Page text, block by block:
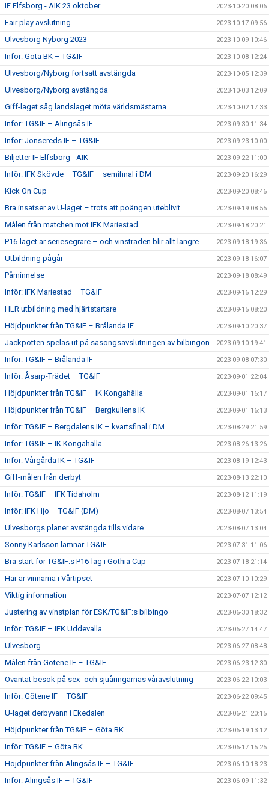
IF Elfsborg - AIK 23 oktober 2023-10-20 08:06
Fair play avslutning 2023-10-17 09:56
Ulvesborg Nyborg 2023 2023-10-09 10:46
Inför: Göta BK – TG&IF 2023-10-08 12:24
Ulvesborg/Nyborg fortsatt avstängda 2023-10-05 12:39
Ulvesborg/Nyborg avstängda 2023-10-03 12:09
Giff-laget såg landslaget möta världsmästarna 2023-10-02 17:33
Inför: TG&IF – Alingsås IF 2023-09-30 11:34
Inför: Jonsereds IF – TG&IF 2023-09-23 10:00
Biljetter IF Elfsborg - AIK 2023-09-22 11:00
Inför: IFK Skövde – TG&IF – semifinal i DM 2023-09-20 16:29
Kick On Cup 2023-09-20 08:46
Bra insatser av U-laget – trots att poängen uteblivit 2023-09-19 08:55
Målen från matchen mot IFK Mariestad 2023-09-18 20:21
P16-laget är seriesegrare – och vinstraden blir allt längre 2023-09-18 19:36
Utbildning pågår 2023-09-18 16:07
Påminnelse 2023-09-18 08:49
Inför: IFK Mariestad – TG&IF 2023-09-16 12:29
HLR utbildning med hjärtstartare 2023-09-15 08:20
Höjdpunkter från TG&IF – Brålanda IF 2023-09-10 20:37
Jackpotten spelas ut på säsongsavslutningen av bilbingon 2023-09-10 19:41
Inför: TG&IF – Brålanda IF 2023-09-08 07:30
Inför: Åsarp-Trädet – TG&IF 2023-09-01 22:04
Höjdpunkter från TG&IF – IK Kongahälla 2023-09-01 16:17
Höjdpunkter från TG&IF – Bergkullens IK 2023-09-01 16:13
Inför: TG&IF – Bergdalens IK – kvartsfinal i DM 2023-08-29 21:59
Inför: TG&IF – IK Kongahälla 2023-08-26 13:26
Inför: Vårgårda IK – TG&IF 2023-08-19 12:43
Giff-målen från derbyt 2023-08-13 22:10
Inför: TG&IF – IFK Tidaholm 2023-08-12 11:19
Inför: IFK Hjo – TG&IF (DM) 2023-08-07 13:54
Ulvesborgs planer avstängda tills vidare 2023-08-07 13:04
Sonny Karlsson lämnar TG&IF 2023-07-31 11:06
Bra start för TG&IF:s P16-lag i Gothia Cup 2023-07-18 21:14
Här är vinnarna i Vårtipset 2023-07-10 10:29
Viktig information 2023-07-07 12:12
Justering av vinstplan för ESK/TG&IF:s bilbingo 2023-06-30 18:32
Inför: TG&IF – IFK Uddevalla 2023-06-27 14:47
Ulvesborg 2023-06-27 08:48
Målen från Götene IF – TG&IF 2023-06-23 12:30
Oväntat besök på sex- och sjuåringarnas våravslutning 2023-06-22 10:03
Inför: Götene IF – TG&IF 2023-06-22 09:45
U-laget derbyvann i Ekedalen 2023-06-21 20:15
Höjdpunkter från TG&IF – Göta BK 2023-06-19 13:12
Inför: TG&IF – Göta BK 2023-06-17 15:25
Höjdpunkter från Alingsås IF – TG&IF 2023-06-10 18:23
Inför: Alingsås IF – TG&IF 2023-06-09 11:32